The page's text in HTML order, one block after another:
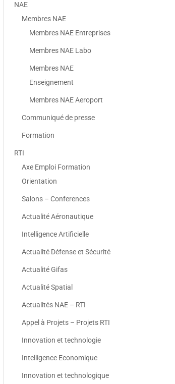
NAE
Membres NAE
Membres NAE Entreprises
Membres NAE Labo
Membres NAE
Enseignement
Membres NAE Aeroport
Communiqué de presse
Formation
RTI
Axe Emploi Formation
Orientation
Salons – Conferences
Actualité Aéronautique
Intelligence Artificielle
Actualité Défense et Sécurité
Actualité Gifas
Actualité Spatial
Actualités NAE – RTI
Appel à Projets – Projets RTI
Innovation et technologie
Intelligence Economique
Innovation et technologique